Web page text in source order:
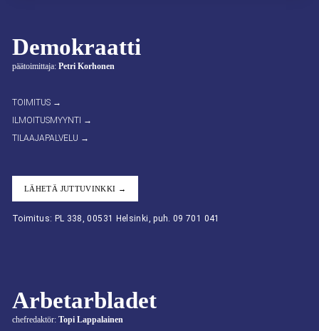
Demokraatti
päätoimittaja: Petri Korhonen
TOIMITUS →
ILMOITUSMYYNTI →
TILAAJAPALVELU →
LÄHETÄ JUTTUVINKKI →
Toimitus: PL 338, 00531 Helsinki, puh. 09 701 041
Arbetarbladet
chefredaktör: Topi Lappalainen